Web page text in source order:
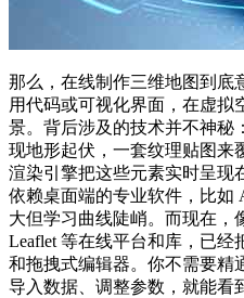
那么，在线制作三维地图到底
用代码或可视化界面，在虚拟
景。背后涉及的技术并不神秘
现地形起伏，一套纹理贴图来
渲染引擎把这些元素实时呈现
依赖桌面端的专业软件，比如
大但学习曲线陡峭。而现在，
Leaflet 等在线平台和库，已
和拖拽式编辑器。你不需要精
导入数据、调整参数，就能看